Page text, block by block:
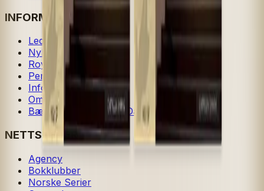
INFORMASJON
Ledige stillinger
Nyhetsbrev
Royaltyportal
Personvern
Informasjonskapsler
Om kunstig intelligens
Bærekraft i Cappelen Damm
NETTSTEDER
Agency
Bokklubber
Norske Serier